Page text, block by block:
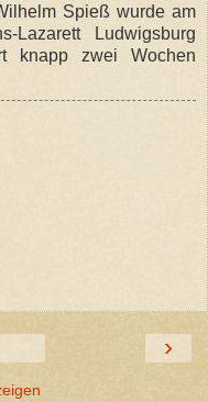
Spieß wurde am
Lazarett Ludwigsburg
knapp zwei Wochen
›